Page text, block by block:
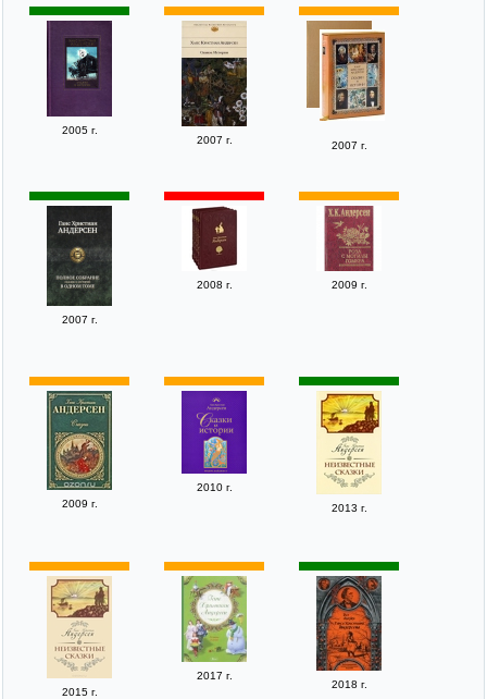
2005 г.
2007 г.
2007 г.
2007 г.
2008 г. 2009 г.
2009 г.
2010 г.
2013 г.
2015 г.
2017 г.
2018 г.